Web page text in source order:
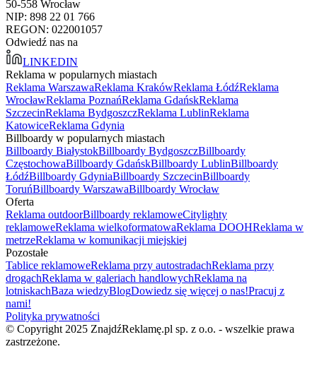
50-558 Wrocław
NIP: 898 22 01 766
REGON: 022001057
Odwiedź nas na
LINKEDIN
Reklama w popularnych miastach
Reklama WarszawaReklama KrakówReklama ŁódźReklama
WrocławReklama PoznańReklama GdańskReklama
SzczecinReklama BydgoszczReklama LublinReklama
KatowiceReklama Gdynia
Billboardy w popularnych miastach
Billboardy BiałystokBillboardy BydgoszczBillboardy
CzęstochowaBillboardy GdańskBillboardy LublinBillboardy
ŁódźBillboardy GdyniaBillboardy SzczecinBillboardy
ToruńBillboardy WarszawaBillboardy Wrocław
Oferta
Reklama outdoorBillboardy reklamoweCitylighty
reklamoweReklama wielkoformatowaReklama DOOHReklama w
metrzeReklama w komunikacji miejskiej
Pozostałe
Tablice reklamoweReklama przy autostradachReklama przy
drogachReklama w galeriach handlowychReklama na
lotniskachBaza wiedzyBlogDowiedz się więcej o nas!Pracuj z
nami!
Polityka prywatności
© Copyright 2025 ZnajdźReklamę.pl sp. z o.o. - wszelkie prawa
zastrzeżone.